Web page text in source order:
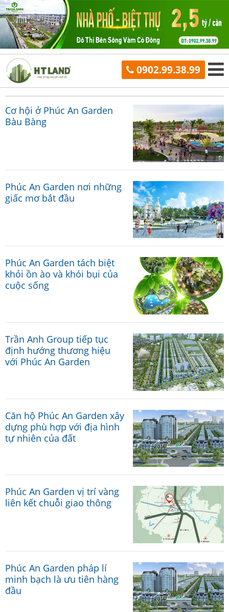
0902.99.38.99
Cơ hội ở Phúc An Garden
Bàu Bàng
Phúc An Garden nơi những
giấc mơ bắt đầu
Phúc An Garden tách biệt
khỏi ồn ào và khói bụi của
cuộc sống
Trần Anh Group tiếp tục
định hướng thương hiệu
với Phúc An Garden
Căn hộ Phúc An Garden xây
dựng phù hợp với địa hình
tự nhiên của đất
Phúc An Garden vị trí vàng
liên kết chuỗi giao thông
Phúc An Garden pháp lí
minh bạch là ưu tiên hàng
đầu